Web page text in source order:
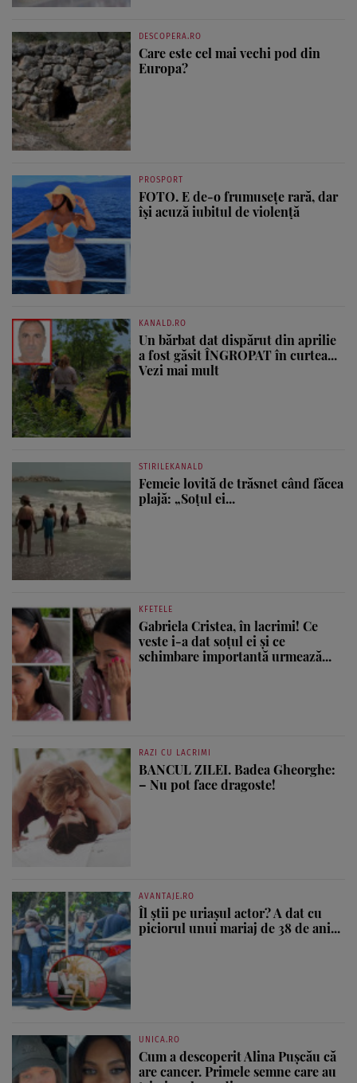
DESCOPERA.RO
Care este cel mai vechi pod din
Europa?
PROSPORT
FOTO. E de-o frumusețe rară, dar
își acuză iubitul de violență
KANALD.RO
Un bărbat dat dispărut din aprilie
a fost găsit ÎNGROPAT în curtea...
Vezi mai mult
STIRILEKANALD
Femeie lovită de trăsnet când făcea
plajă: „Soțul ei...
KFETELE
Gabriela Cristea, în lacrimi! Ce
veste i-a dat soțul ei și ce
schimbare importantă urmează...
RAZI CU LACRIMI
BANCUL ZILEI. Badea Gheorghe:
– Nu pot face dragoste!
AVANTAJE.RO
Îl știi pe uriașul actor? A dat cu
piciorul unui mariaj de 38 de ani...
UNICA.RO
Cum a descoperit Alina Pușcău că
are cancer. Primele semne care au